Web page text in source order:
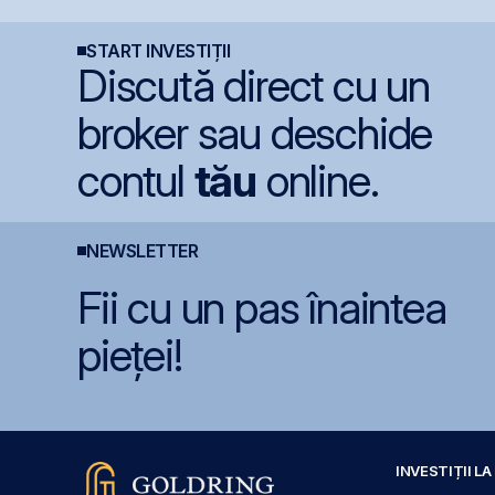
2026 sau începutul lui
2027START INVESTIȚII
Discută direct cu un
broker sau deschide
contul tău online.
NEWSLETTER
Fii cu un pas înaintea
pieței!
INVESTIȚII LA